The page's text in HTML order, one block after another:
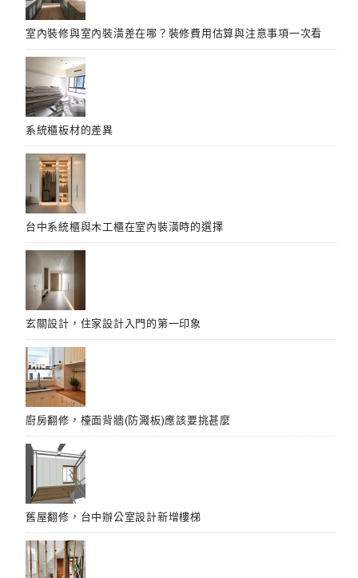
室內裝修與室內裝潢差在哪？裝修費用估算與注意事項一次看
系統櫃板材的差異
台中系統櫃與木工櫃在室內裝潢時的選擇
玄關設計，住家設計入門的第一印象
廚房翻修，檯面背牆(防濺板)應該要挑甚麼
舊屋翻修，台中辦公室設計新增樓梯